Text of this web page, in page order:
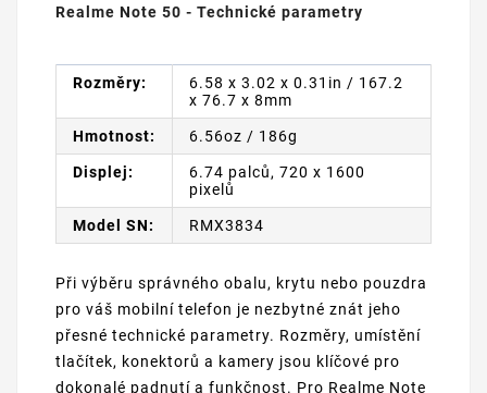
Realme Note 50 - Technické parametry
Rozměry:
6.58 x 3.02 x 0.31in / 167.2
x 76.7 x 8mm
Hmotnost: 6.56oz / 186g
Displej:
6.74 palců, 720 x 1600
pixelů
Model SN: RMX3834
Při výběru správného obalu, krytu nebo pouzdra
pro váš mobilní telefon je nezbytné znát jeho
přesné technické parametry. Rozměry, umístění
tlačítek, konektorů a kamery jsou klíčové pro
dokonalé padnutí a funkčnost. Pro Realme Note